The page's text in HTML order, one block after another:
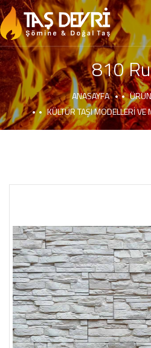
810
ANASAYFA
KÜLTÜR TAŞI MODELLERI VE